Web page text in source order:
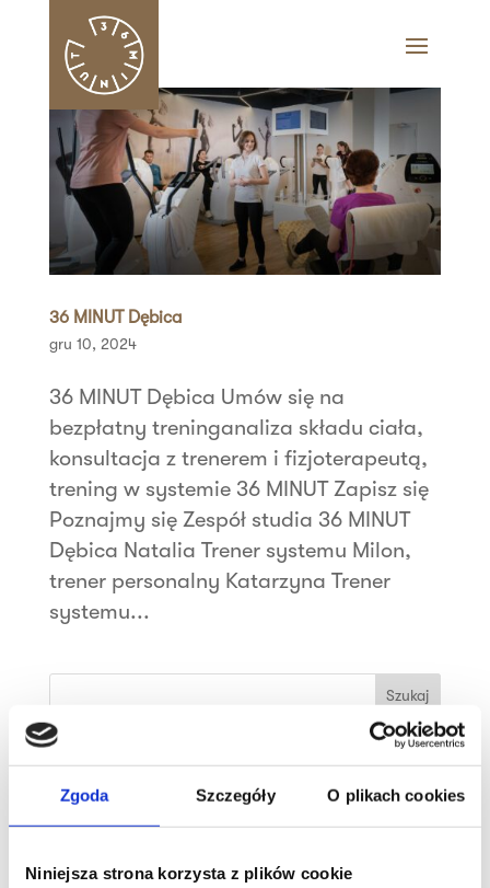
Zgoda Szczegóły O plikach cookies
Niniejsza strona korzysta z plików cookie
36 MINUT Dębica
gru 10, 2024
36 MINUT Dębica Umów się na
bezpłatny treninganaliza składu ciała,
konsultacja z trenerem i fizjoterapeutą,
trening w systemie 36 MINUT Zapisz się
Poznajmy się Zespół studia 36 MINUT
Dębica Natalia Trener systemu Milon,
trener personalny Katarzyna Trener
systemu...
Szukaj
Najnowsze wpisy
Sukcesy klubowiczek!